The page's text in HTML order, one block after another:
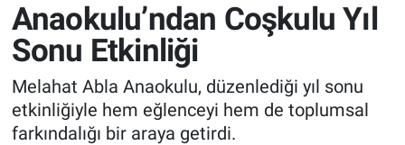
Anaokulu’ndan Coşkulu Yıl
Sonu Etkinliği
Melahat Abla Anaokulu, düzenlediği yıl sonu
etkinliğiyle hem eğlenceyi hem de toplumsal
farkındalığı bir araya getirdi.
Haber Arşivi